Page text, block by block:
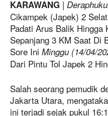
KARAWANG |
Cikampek (Japek) 2
Padati Arus Balik Hingga
Sepanjang 3 KM Saat Di
Sore Ini Minggu (14/04/
Dari Pintu Tol Japek 2
Salah seorang pemudik
Jakarta Utara,
ini terjadi sejak pukul